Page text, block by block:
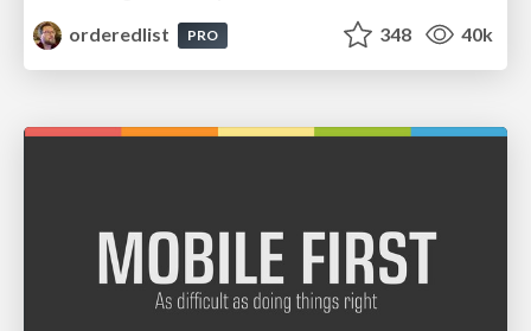
orderedlist
PRO 348 40k